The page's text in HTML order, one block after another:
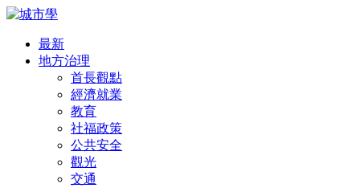
最新
地方治理
首長觀點
經濟就業
教育
社福政策
公共安全
觀光
交通